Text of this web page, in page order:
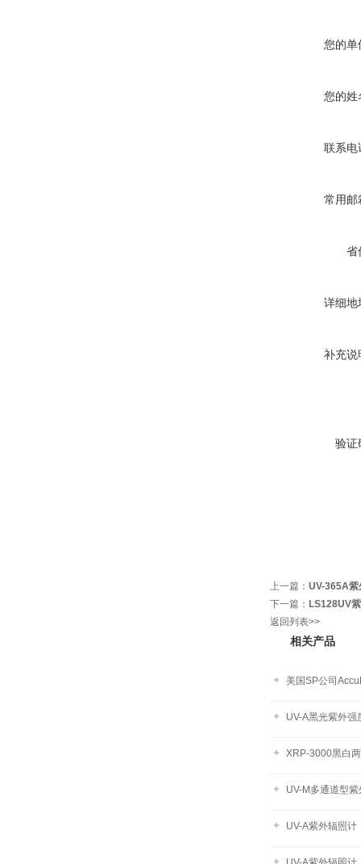
您的单
您的姓
联系电
常用邮
省
详细地
补充说
验证
上一篇： UV-365A紫
下一篇： LS128UV
返回列表>>
相关产品
美国SP公司
UV-A黑光紫外强
XRP-3000黑白
UV-M多通道型
UV-A紫外辐照计